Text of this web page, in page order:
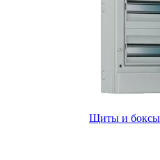
Щиты и боксы